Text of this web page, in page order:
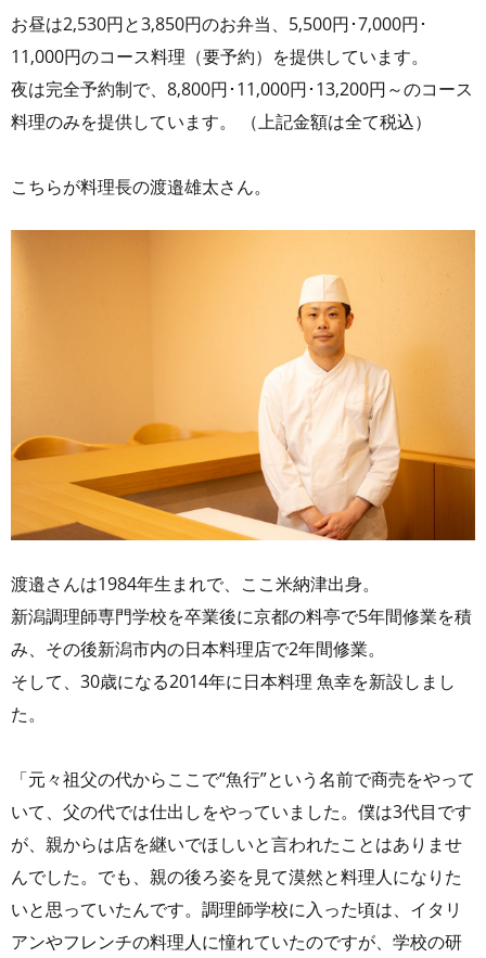
お昼は2,530円と3,850円のお弁当、5,500円･7,000円･
11,000円のコース料理（要予約）を提供しています。
夜は完全予約制で、8,800円･11,000円･13,200円～のコース
料理のみを提供しています。 （上記金額は全て税込）
こちらが料理長の渡邉雄太さん。
渡邉さんは1984年生まれで、ここ米納津出身。
新潟調理師専門学校を卒業後に京都の料亭で5年間修業を積
み、その後新潟市内の日本料理店で2年間修業。
そして、30歳になる2014年に日本料理 魚幸を新設しまし
た。
「元々祖父の代からここで“魚行”という名前で商売をやって
いて、父の代では仕出しをやっていました。僕は3代目です
が、親からは店を継いでほしいと言われたことはありませ
んでした。でも、親の後ろ姿を見て漠然と料理人になりた
いと思っていたんです。調理師学校に入った頃は、イタリ
アンやフレンチの料理人に憧れていたのですが、学校の研